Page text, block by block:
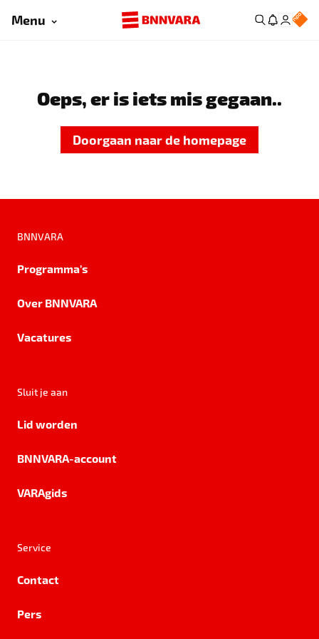
Menu
Oeps, er is iets mis gegaan..
Doorgaan naar de homepage
BNNVARA
Programma's
Over BNNVARA
Vacatures
Sluit je aan
Lid worden
BNNVARA-account
VARAgids
Service
Contact
Pers